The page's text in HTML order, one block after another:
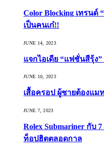
Color Blocking เทรนด์
เป็นคนเก๋!!
JUNE 14, 2023
แจกไอเดีย “แฟชั่นสีรุ้ง
JUNE 10, 2023
เสื้อครอป ผู้ชายต้องแม
JUNE 7, 2023
Rolex Submariner กับ
ท็อปฮิตตลอดกาล